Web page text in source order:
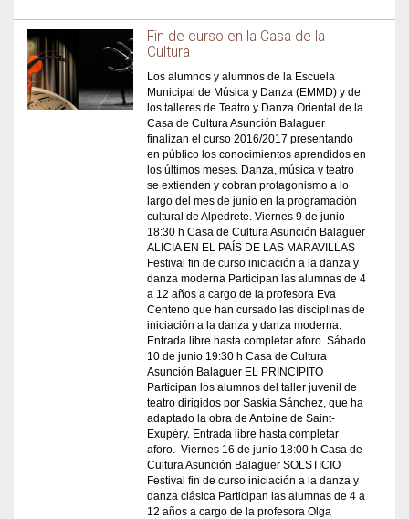
Fin de curso en la Casa de la
Cultura
Los alumnos y alumnos de la Escuela
Municipal de Música y Danza (EMMD) y de
los talleres de Teatro y Danza Oriental de la
Casa de Cultura Asunción Balaguer
finalizan el curso 2016/2017 presentando
en público los conocimientos aprendidos en
los últimos meses. Danza, música y teatro
se extienden y cobran protagonismo a lo
largo del mes de junio en la programación
cultural de Alpedrete. Viernes 9 de junio
18:30 h Casa de Cultura Asunción Balaguer
ALICIA EN EL PAÍS DE LAS MARAVILLAS
Festival fin de curso iniciación a la danza y
danza moderna Participan las alumnas de 4
a 12 años a cargo de la profesora Eva
Centeno que han cursado las disciplinas de
iniciación a la danza y danza moderna.
Entrada libre hasta completar aforo. Sábado
10 de junio 19:30 h Casa de Cultura
Asunción Balaguer EL PRINCIPITO
Participan los alumnos del taller juvenil de
teatro dirigidos por Saskia Sánchez, que ha
adaptado la obra de Antoine de Saint-
Exupéry. Entrada libre hasta completar
aforo. Viernes 16 de junio 18:00 h Casa de
Cultura Asunción Balaguer SOLSTICIO
Festival fin de curso iniciación a la danza y
danza clásica Participan las alumnas de 4 a
12 años a cargo de la profesora Olga